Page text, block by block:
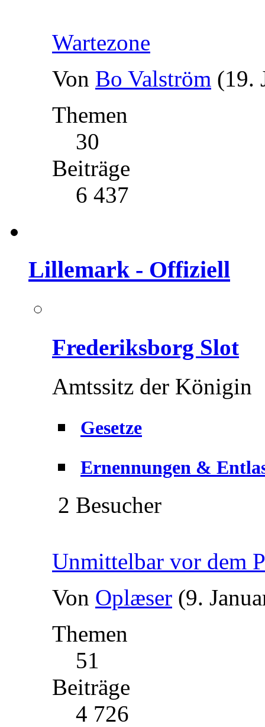
Wartezone
Von Bo Valström (19.
Themen
30
Beiträge
6 437
Lillemark - Offiziell
Frederiksborg Slot
Amtssitz der Königin
Gesetze
Ernennungen &
2 Besucher
Unmittelbar vor dem
Von Oplæser (9.
Themen
51
Beiträge
4 726